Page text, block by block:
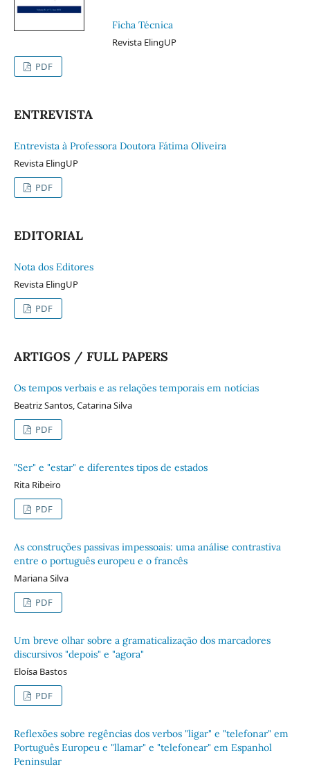
Ficha Técnica
Revista ElingUP
PDF
ENTREVISTA
Entrevista à Professora Doutora Fátima Oliveira
Revista ElingUP
PDF
EDITORIAL
Nota dos Editores
Revista ElingUP
PDF
ARTIGOS / FULL PAPERS
Os tempos verbais e as relações temporais em notícias
Beatriz Santos, Catarina Silva
PDF
"Ser" e "estar" e diferentes tipos de estados
Rita Ribeiro
PDF
As construções passivas impessoais: uma análise contrastiva
entre o português europeu e o francês
Mariana Silva
PDF
Um breve olhar sobre a gramaticalização dos marcadores
discursivos "depois" e "agora"
Eloísa Bastos
PDF
Reflexões sobre regências dos verbos "ligar" e "telefonar" em
Português Europeu e "llamar" e "telefonear" em Espanhol
Peninsular